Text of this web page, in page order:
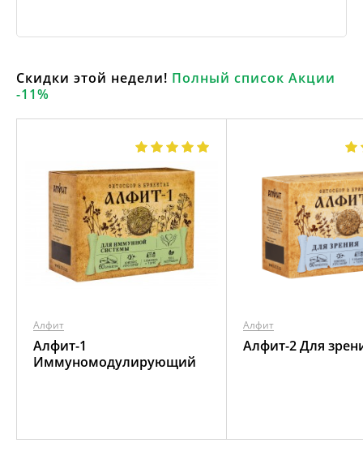
Скидки этой недели! Полный список Акции
-11%
Алфит
Алфит-1
Иммуномодулирующий
Алфит
Алфит-2 Для